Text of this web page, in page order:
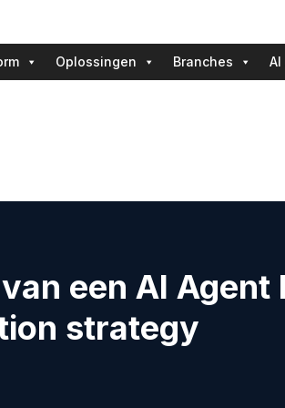
Oplossingen Branches AI
een AI Agent
strategy